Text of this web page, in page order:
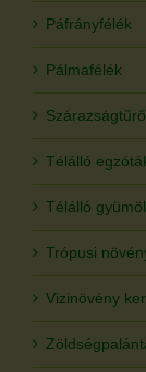
Páfrányfélék
Pálmafélék
Télálló
Télálló
Trópusi
Vizinövény